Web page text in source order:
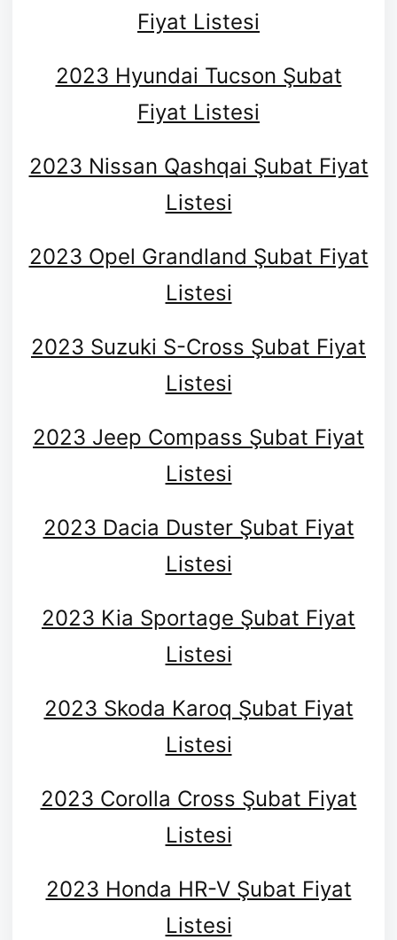
Fiyat Listesi
2023 Hyundai Tucson Şubat
Fiyat Listesi
2023 Nissan Qashqai Şubat Fiyat
Listesi
2023 Opel Grandland Şubat Fiyat
Listesi
2023 Suzuki S-Cross Şubat Fiyat
Listesi
2023 Jeep Compass Şubat Fiyat
Listesi
2023 Dacia Duster Şubat Fiyat
Listesi
2023 Kia Sportage Şubat Fiyat
Listesi
2023 Skoda Karoq Şubat Fiyat
Listesi
2023 Corolla Cross Şubat Fiyat
Listesi
2023 Honda HR-V Şubat Fiyat
Listesi